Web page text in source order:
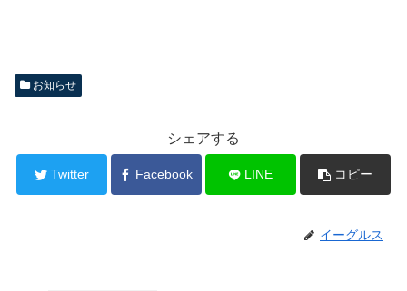
お知らせ
シェアする
Twitter Facebook LINE コピー
イーグルス